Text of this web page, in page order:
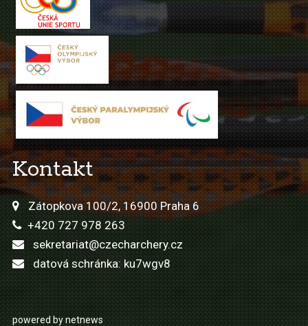
Kontakt
Zátopkova 100/2, 16900 Praha 6
+420 727 978 263
sekretariat@czecharchery.cz
datová schránka: ku7wgv8
powered by netnews